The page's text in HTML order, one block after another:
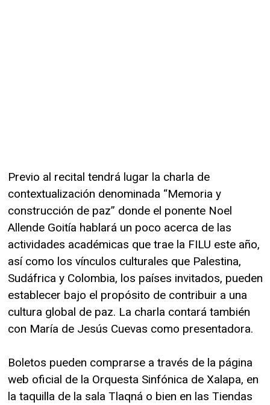
Previo al recital tendrá lugar la charla de
contextualización denominada “Memoria y
construcción de paz” donde el ponente Noel
Allende Goitía hablará un poco acerca de las
actividades académicas que trae la FILU este año,
así como los vínculos culturales que Palestina,
Sudáfrica y Colombia, los países invitados, pueden
establecer bajo el propósito de contribuir a una
cultura global de paz. La charla contará también
con María de Jesús Cuevas como presentadora.
Boletos pueden comprarse a través de la página
web oficial de la Orquesta Sinfónica de Xalapa, en
la taquilla de la sala Tlaqná o bien en las Tiendas